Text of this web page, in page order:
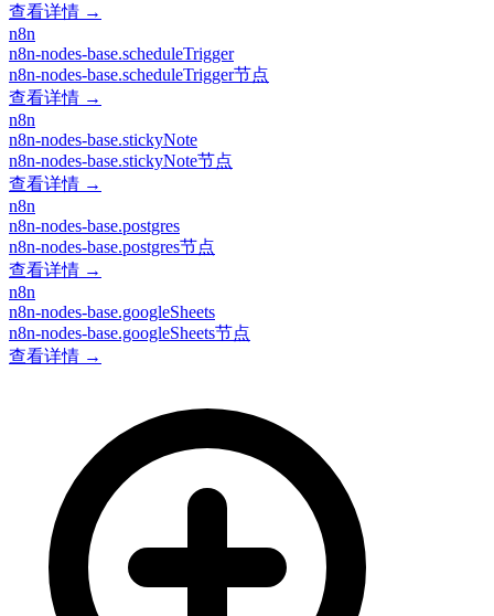
查看详情 →
n8n
n8n-nodes-base.scheduleTrigger
n8n-nodes-base.scheduleTrigger节点
查看详情 →
n8n
n8n-nodes-base.stickyNote
n8n-nodes-base.stickyNote节点
查看详情 →
n8n
n8n-nodes-base.postgres
n8n-nodes-base.postgres节点
查看详情 →
n8n
n8n-nodes-base.googleSheets
n8n-nodes-base.googleSheets节点
查看详情 →